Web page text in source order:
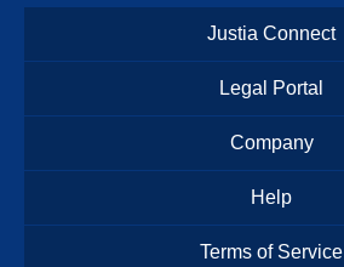
Justia Connect
Legal Portal
Company
Help
Terms of Service